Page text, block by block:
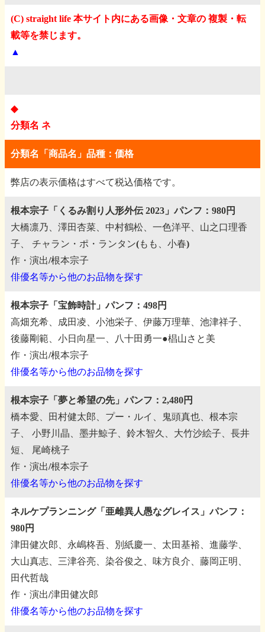
(C) straight life 本サイト内にある画像・文章の 複製・転
載等を禁じます。
▲
◆
分類名 ネ
分類名「商品名」品種：価格
弊店の表示価格はすべて税込価格です。
根本宗子「くるみ割り人形外伝 2023」パンフ：980円
大橋凛乃、澤田杏菜、中村鶴松、一色洋平、山之口理香
子、
チャラン・ポ・ランタン(もも、小春)
作・演出/根本宗子
俳優名等から他のお品物を探す
根本宗子「宝飾時計」パンフ：498円
高畑充希、成田凌、小池栄子、伊藤万理華、池津祥子、
後藤剛範、小日向星一、八十田勇一●椙山さと美
作・演出/根本宗子
俳優名等から他のお品物を探す
根本宗子「夢と希望の先」パンフ：2,480円
橋本愛、田村健太郎、プー・ルイ、鬼頭真也、根本宗
子、
小野川晶、墨井鯨子、鈴木智久、大竹沙絵子、長井
短、
尾崎桃子
作・演出/根本宗子
俳優名等から他のお品物を探す
ネルケプランニング「亜雌異人愚なグレイス」パンフ：
980円
津田健次郎、永嶋柊吾、別紙慶一、太田基裕、進藤学、
大山真志、三津谷亮、染谷俊之、味方良介、藤岡正明、
田代哲哉
作・演出/津田健次郎
俳優名等から他のお品物を探す